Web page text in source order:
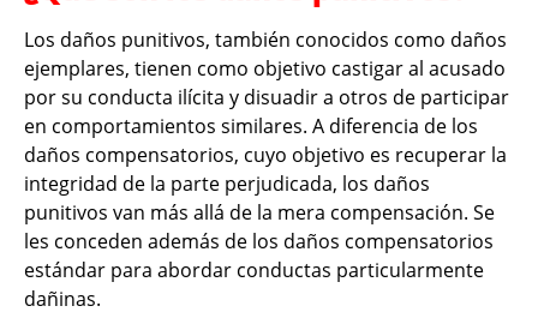
Los daños punitivos, también conocidos como daños
ejemplares, tienen como objetivo castigar al acusado
por su conducta ilícita y disuadir a otros de participar
en comportamientos similares. A diferencia de los
daños compensatorios, cuyo objetivo es recuperar la
integridad de la parte perjudicada, los daños
punitivos van más allá de la mera compensación. Se
les conceden además de los daños compensatorios
estándar para abordar conductas particularmente
dañinas.